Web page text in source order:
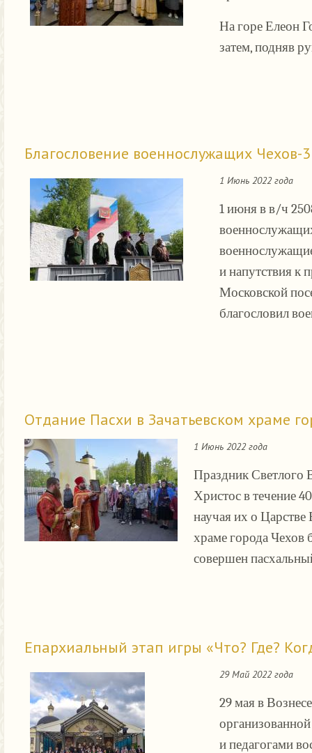
На горе Елеон
затем, подняв
Благословение военнослужащих Чехов-3
1 Июнь 2022 года
1 июня в в/ч
и напутствия к
Московской
благословил
Отдание Пасхи в Зачатьевском храме
1 Июнь 2022 года
Праздник Светлого
Христос в течение
научая их о Царстве
храме города Чехов
совершен
Епархиальный этап игры «Что? Где?
29 Май 2022 года
29 мая в
и педагогами